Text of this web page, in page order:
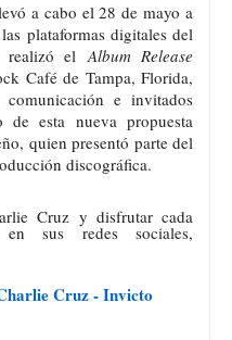
a cabo el 28 de mayo a
plataformas digitales del
realizó elAlbum Release
Café de Tampa, Florida,
e invitados
de esta nueva propuesta
quien presentó parte del
discográfica.
Cruz y disfrutar cada
sus redes sociales,
Cruz - Invicto